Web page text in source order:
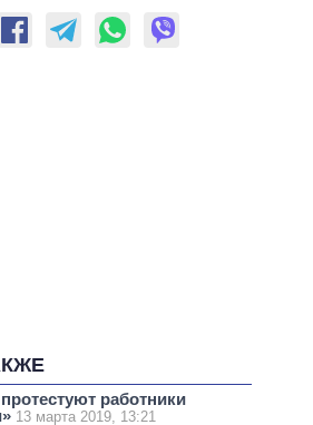
работники
13 марта 2019, 13:21